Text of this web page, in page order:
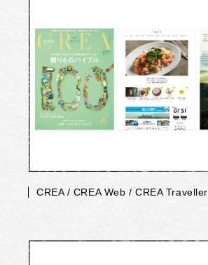
CREA / CREA Web / CREA Traveller